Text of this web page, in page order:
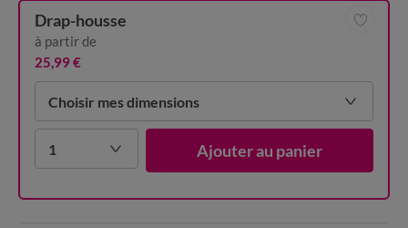
Choisir mes dimensions
1 Ajouter au panier
Drap-housse
à partir de
25,99 €